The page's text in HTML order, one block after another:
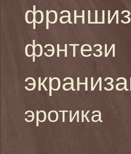
фэнтези
эротика